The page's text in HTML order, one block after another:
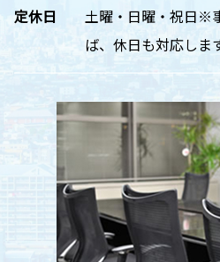
定休日
土曜・日曜・祝日※
ば、休日も対応しま